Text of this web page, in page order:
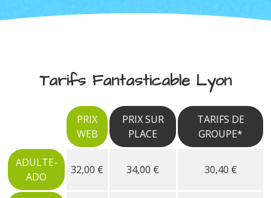
Tarifs Fantasticable Lyon
PRIX
WEB
PRIX SUR
PLACE
TARIFS DE
GROUPE*
ADULTE-
ADO
32,00 € 34,00 € 30,40 €